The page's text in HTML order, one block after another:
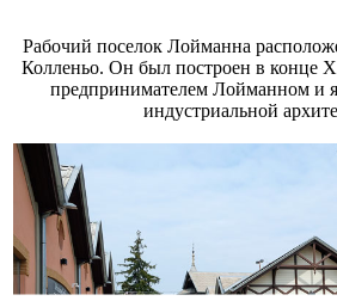
Рабочий поселок Лойманна
Колленьо. Он был построен в конце
предпринимателем Лойманном и
индустриальной